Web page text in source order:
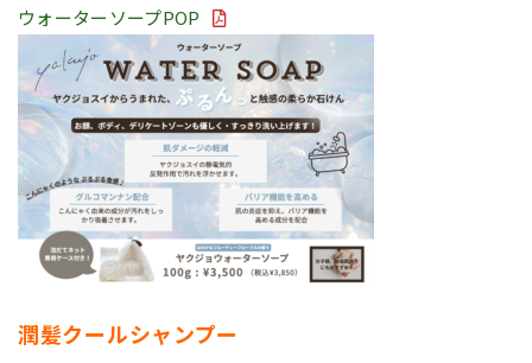
ウォーターソープPOP
潤髪クールシャンプー